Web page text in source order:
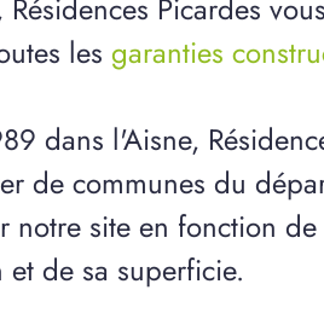
Picardes
les garanties
dans l'Aisne,
de communes du
notre site en fonction
de sa superficie.